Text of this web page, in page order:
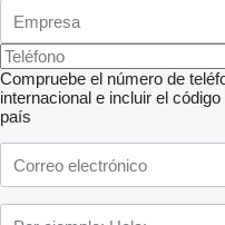
Compruebe el número de
internacional e incluir el
país